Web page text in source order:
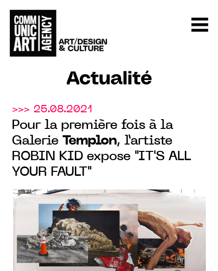
Actualité
>>> 25.08.2021
Pour la première fois à la
Galerie Templon, l’artiste
ROBIN KID expose "IT'S ALL
YOUR FAULT"